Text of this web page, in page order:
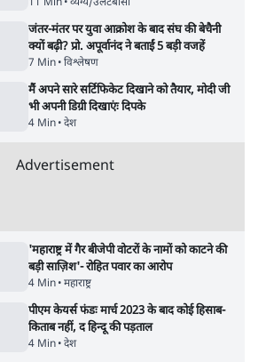
की और स्टोरी पढ़ें
अगली खबर लोड हो रही है...
जेन-ज़ी के लिए नहीं, संघ की राजनैतिक हेजेमनी
बचाने आए हैं मोहन भागवत!
14 Min•विमर्श
होर्मुज समझौते के करीब पहुँचे ईरान-ओमान, लेकिन